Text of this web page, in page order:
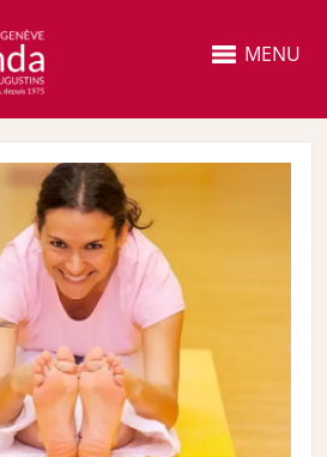
MENU